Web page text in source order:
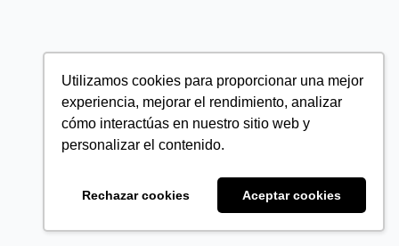
Utilizamos cookies para proporcionar una mejor
experiencia, mejorar el rendimiento, analizar
cómo interactúas en nuestro sitio web y
personalizar el contenido.
Rechazar cookies Aceptar cookies